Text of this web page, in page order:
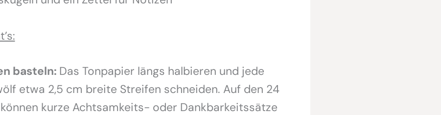
basteln: Das Tonpapier längs halbieren und jede
etwa 2,5 cm breite Streifen schneiden. Auf den 24
kurze Achtsamkeits- oder Dankbarkeitssätze